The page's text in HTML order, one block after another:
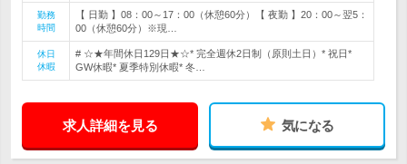
勤務
時間
【 日勤 】08：00～17：00（休憩60分）【 夜勤 】20：00～翌5：
00（休憩60分）※現…
休日
休暇
# ☆★年間休日129日★☆* 完全週休2日制（原則土日）* 祝日*
GW休暇* 夏季特別休暇* 冬…
求人詳細を見る 気になる